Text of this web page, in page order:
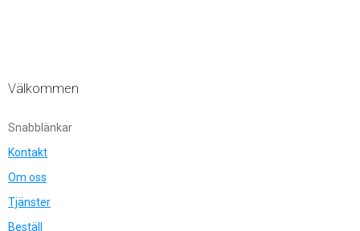
Välkommen
Snabblänkar
Kontakt
Om oss
Tjänster
Beställ